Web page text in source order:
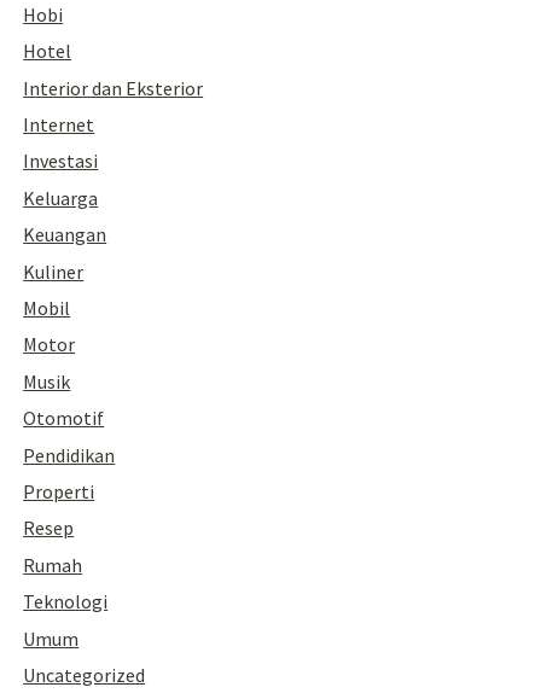
Hobi
Hotel
Interior dan Eksterior
Internet
Investasi
Keluarga
Keuangan
Kuliner
Mobil
Motor
Musik
Otomotif
Pendidikan
Properti
Resep
Rumah
Teknologi
Umum
Uncategorized